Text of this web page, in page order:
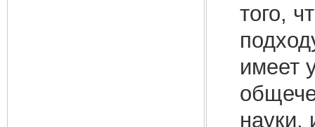
того,
имеет
науки,